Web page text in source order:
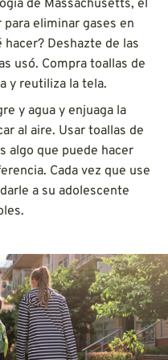
de Massachusetts, el
eliminar gases en
Deshazte de las
usó. Compra toallas de
y reutiliza la tela.
y agua y enjuaga la
al aire. Usar toallas de
algo que puede hacer
Cada vez que use
a su adolescente